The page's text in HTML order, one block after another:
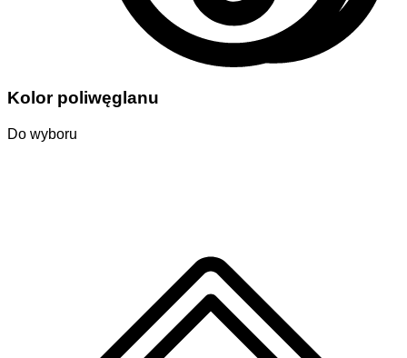
Kolor poliwęglanu
Do wyboru